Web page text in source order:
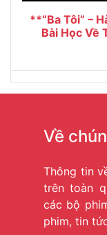
**“Ba Tôi” –
Bài Học Về
Về
Thông tin
trên toàn
các bộ
phim, tin